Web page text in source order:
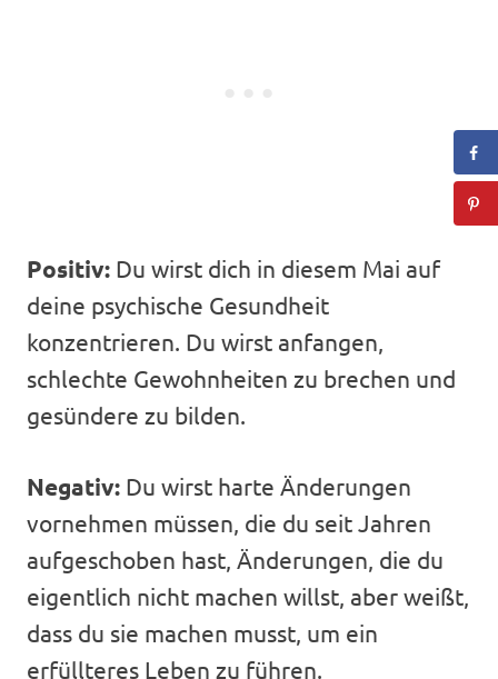
Positiv: Du wirst dich in diesem Mai auf
deine psychische Gesundheit
konzentrieren. Du wirst anfangen,
schlechte Gewohnheiten zu brechen und
gesündere zu bilden.
Negativ: Du wirst harte Änderungen
vornehmen müssen, die du seit Jahren
aufgeschoben hast, Änderungen, die du
eigentlich nicht machen willst, aber weißt,
dass du sie machen musst, um ein
erfüllteres Leben zu führen.